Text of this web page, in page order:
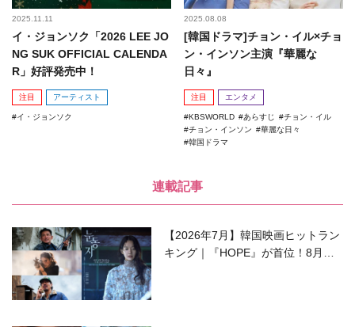
2025.11.11
イ・ジョンソク「2026 LEE JO
NG SUK OFFICIAL CALENDA
R」好評発売中！
注目 アーティスト
イ・ジョンソク
2025.08.08
[韓国ドラマ]チョン・イル×チョ
ン・インソン主演『華麗な
日々』
注目 エンタメ
KBSWORLD あらすじ
チョン・イル
チョン・インソン
華麗な日々
韓国ドラマ
連載記事
【2026年7月】韓国映画ヒットラン
キング｜『HOPE』が首位！8月公